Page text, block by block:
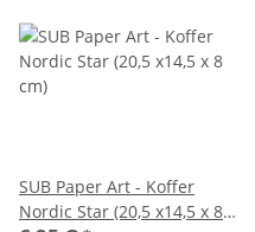
SUB Paper Art - Koffer
Nordic Star (20,5 x14,5 x 8